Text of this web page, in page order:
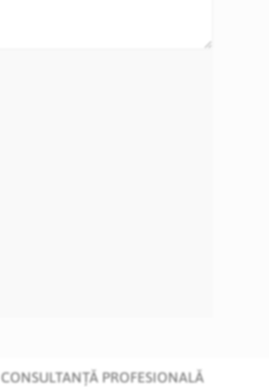
CONSULTANȚĂ PROFESIONALĂ